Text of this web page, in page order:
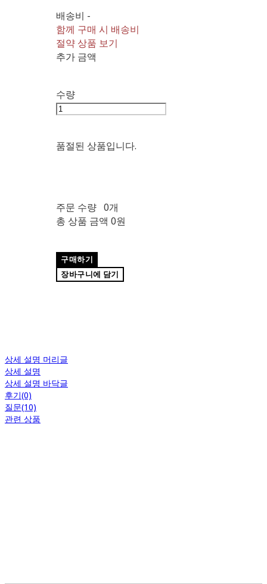
배송비 -
함께 구매 시 배송비
절약 상품 보기
추가 금액
수량
품절된 상품입니다.
주문 수량 0개
총 상품 금액 0원
구매하기
장바구니에 담기
상세 설명 머리글
상세 설명
상세 설명 바닥글
후기(0)
질문(10)
관련 상품